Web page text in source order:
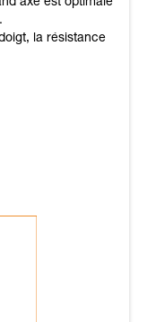
axe est optimale
la résistance